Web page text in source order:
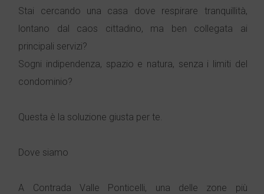
Stai cercando una casa dove respirare tranquillità,
lontano dal caos cittadino, ma ben collegata ai
principali servizi?
Sogni indipendenza, spazio e natura, senza i limiti del
condominio?
Questa è la soluzione giusta per te.
Dove siamo
A Contrada Valle Ponticelli, una delle zone più